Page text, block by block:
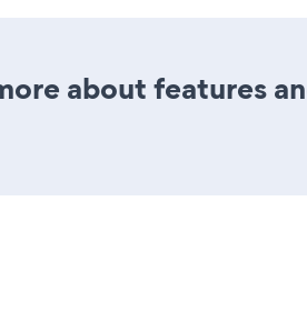
about features